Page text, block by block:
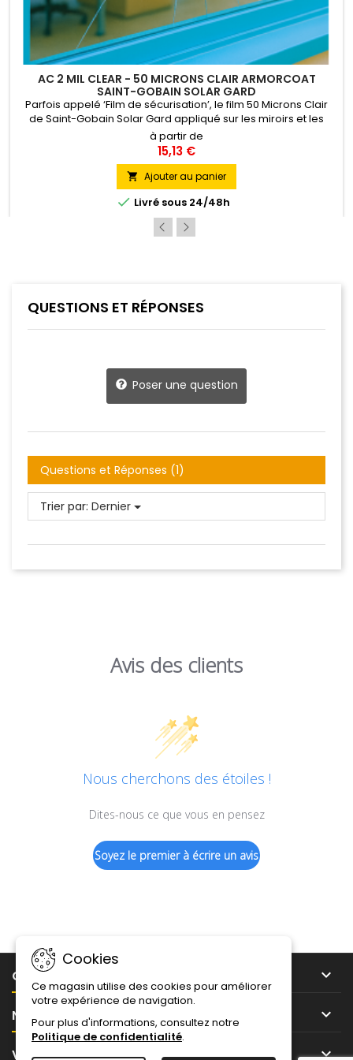
AC 2 MIL CLEAR - 50 MICRONS CLAIR ARMORCOAT
SAINT-GOBAIN SOLAR GARD
Parfois appelé ‘Film de sécurisation’, le film 50 Microns Clair
de Saint-Gobain Solar Gard appliqué sur les miroirs et les
enseignes permet d’en éviter la dispersion des fragments en
cas de bris. Il filtre également les rayons ultra-
violets ralentissant ainsi sensiblement la décoloration des
papiers peints, peintures, textiles, objets d’art etc. Pose...
à partir de
15,13 €
 Ajouter au panier
 Livré sous 24/48h
QUESTIONS ET RÉPONSES
Poser une question
Questions et Réponses (1)
Trier par: Dernier
Avis des clients
Nous cherchons des étoiles !
Dites-nous ce que vous en pensez
Soyez le premier à écrire un avis
CONSEILS ET IDÉES 
NOTRE SOCIÉTÉ 
VOTRE COMPTE 
Cookies
Ce magasin utilise des cookies pour améliorer
votre expérience de navigation.
Pour plus d'informations, consultez notre
Politique de confidentialité.